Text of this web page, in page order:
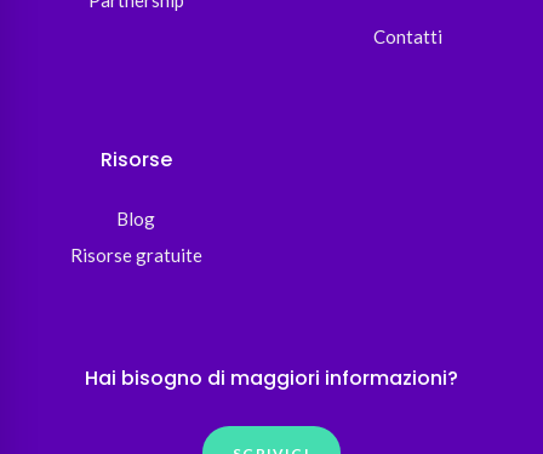
Contatti
Risorse
Blog
Risorse gratuite
Hai bisogno di maggiori informazioni?